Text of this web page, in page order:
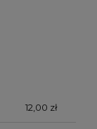
12,00 zł